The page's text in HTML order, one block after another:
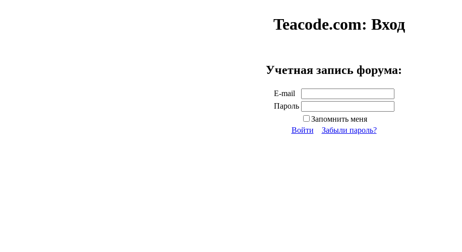
Teacode.com: Вход
Учетная запись форума:
E-mail
Пароль
Запомнить меня
Войти
Забыли пароль?